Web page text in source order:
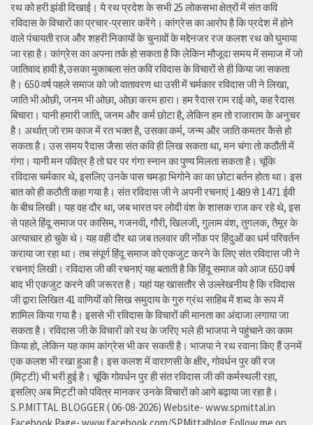
रथ को हरी झंडी दिखाई। ये रथ प्रदेश के सभी 25 लोकसभा क्षेत्रों में संत कवि
रविदास के विचारों का प्रचार-प्रसार करेंगे। कांग्रेस का आरोप है कि प्रदेश में होने
वाले पंचायती राज और शहरी निकायों के चुनावों के मद्देनजर रज कलश रथ को घुमाया
जा रहा है। कांग्रेस का अपना तर्क हो सकता है कि लेकिन मौजूदा समय में समाज में जो
जातिवाद हावी है,उसका मुकाबला संत कवि रविदास के विचारों से ही किया जा सकता
है। 650 वर्ष पहले समाज को जो वातावरण था उसी में चर्मकार रविदास जी ने लिखा,
जाति भी ओछी, जनम भी ओछा, ओछा करम हारा। हम रैदास राम राई को, कह रैदास
बिचारा। यानी हमारी जाति, जनम और कर्म छोटा है, लेकिन हम तो राजाराम के अनुचर
है। अर्थात् जो राम काज में रत भक्त है, उसका कर्म, जन्म और जाति कमतर कैसे हो
सकता है। उस समय रैदास जैसा संत कवि ही लिख सकता था, मन चंगा तो कठौती में
गंगा। यानी मन पवित्र है तो घर पर गंगा स्नान का पुण्य मिलता सकता है। चूंकि
रविदास चर्मकार थे, इसलिए उनके पास चमड़ा भिगोने का का छोटा बर्तन होता था। इस
बात को ही कठौती कहा गया है। संत रविदास जी ने अपनी रचनाएं 1489 से 1471 ईवी
के बीच लिखी। यह वह दौर था, जब भारत पर लोदी वंश के शासक राज कर रहे थे, इस
से पहले हिंदू समाज पर कासिम, गजनवी, गौरी, खिलजी, गुलाम वंश, तुगलक, तैमूर के
अत्याचार हो चुके थे। यह वही दौर था जब तलवार की नोंक पर हिंदुओं का धर्म परिवर्तन
कराया जा रहा था। तब संपूर्ण हिंदू समाज को एकजुट करने के लिए संत रविदास जी ने
रचनाएं लिखी। रविदास जी की रचनाएं यह बताती है कि हिंदू समाज को आज 650 वर्ष
बाद भी एकजुट करने की जरूरत है। यहां यह खासतौर से उल्लेखनीय है कि रविदास
जी द्वारा लिखित 41 वाणियोंं को सिख समुदाय के गुरु ग्रंथ साहिब में शब्द के रूप में
शामिल किया गया है। इससे भी रविदास के विचारों की मानता का अंदाजा लगाया जा
सकता है। रविदास जी के विचारों को रथ के जरिए भले ही भाजपा ने पहुंचाने का काम
किया हो, लेकिन यह काम कांग्रेस भी कर सकती है। भाजपा ने रथ रवाना किए हैं उनमें
एक कलश भी रखा हुआ है। इस कलश में वाराणसी के क्षीर, गोवर्धन पुर की रज
(मिट्टी) भी भरी हुई है। चूंकि गोवर्धन पुर ही संत रविदास जी की कर्मस्थली रहा,
इसलिए अब मिट्टी को पवित्र मानकर उनके विचारों को आगे बढ़ाया जा रहा है।
S.P.MITTAL BLOGGER ( 06-08-2026) Website- www.spmittal.in